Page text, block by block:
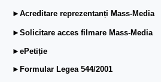
►Acreditare reprezentanți Mass-Media
►Solicitare acces filmare Mass-Media
►ePetiție
►Formular Legea 544/2001